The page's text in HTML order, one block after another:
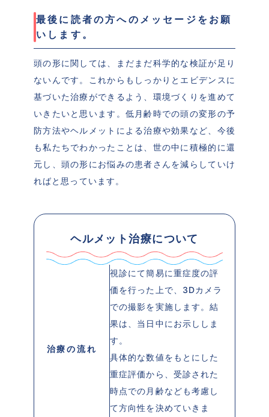
最後に読者の方へのメッセージをお願
いします。
頭の形に関しては、まだまだ科学的な検証が足り
ないんです。これからもしっかりとエビデンスに
基づいた治療ができるよう、環境づくりを進めて
いきたいと思います。低月齢時での頭の変形の予
防方法やヘルメットによる治療や効果など、今後
も私たちでわかったことは、世の中に積極的に還
元し、頭の形にお悩みの患者さんを減らしていけ
ればと思っています。
ヘルメット治療について
治療の流れ
視診にて簡易に重症度の評
価を行った上で、3Dカメラ
での撮影を実施します。結
果は、当日中にお示ししま
す。
具体的な数値をもとにした
重症評価から、受診された
時点での月齢なども考慮し
て方向性を決めていきま